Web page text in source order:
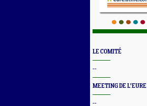
LE COMITÉ
--
MEETING DE L'EURE
--